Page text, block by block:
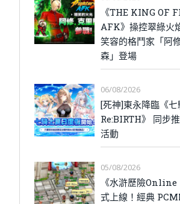
《THE KING OF
AFK》操控翠綠火
笑容的格鬥家「阿
森」登場
06/08/2026
[死神]東永降臨《七
Re:BIRTH》 同步
活動
05/08/2026
《水滸歷險Online
式上線！經典